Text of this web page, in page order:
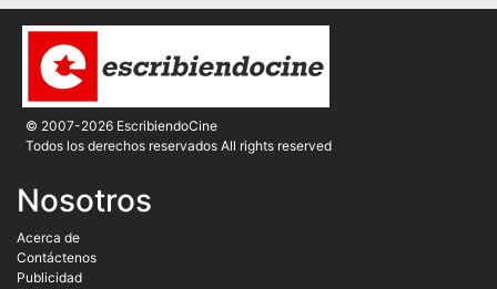
© 2007-2026 EscribiendoCine
Todos los derechos reservados All rights reserved
Nosotros
Acerca de
Contáctenos
Publicidad